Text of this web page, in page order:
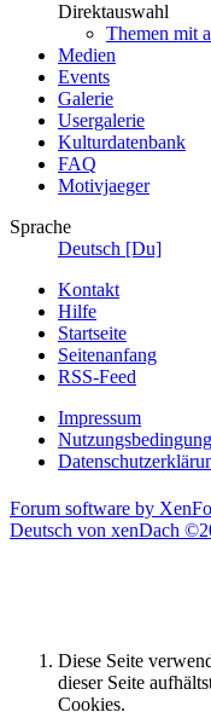
Direktauswahl
Themen mit
Medien
Events
Galerie
Usergalerie
Kulturdatenbank
FAQ
Motivjaeger
Sprache
Deutsch [Du]
Kontakt
Hilfe
Startseite
Seitenanfang
RSS-Feed
Impressum
Forum software by
Deutsch von xenDach
Diese Seite
dieser Seite
Cookies.